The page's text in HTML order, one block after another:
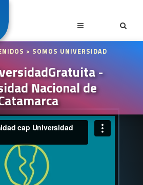
> SOMOS UNIVERSIDAD
-
Nacional de